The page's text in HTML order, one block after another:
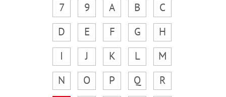
7
9 A B
C
D
E F G
H
I
J K L
M
N
O P Q
R